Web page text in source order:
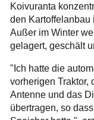
Koivuranta
den
Außer im Winter
gelagert, geschält
"Ich hatte die
vorherigen Traktor,
Antenne und das
übertragen, so